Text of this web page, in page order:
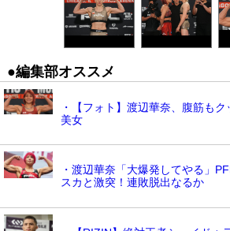
●編集部オススメ
・【フォト】渡辺華奈、腹筋も
美女
・渡辺華奈「大爆発してやる」
スカと激突！連敗脱出なるか